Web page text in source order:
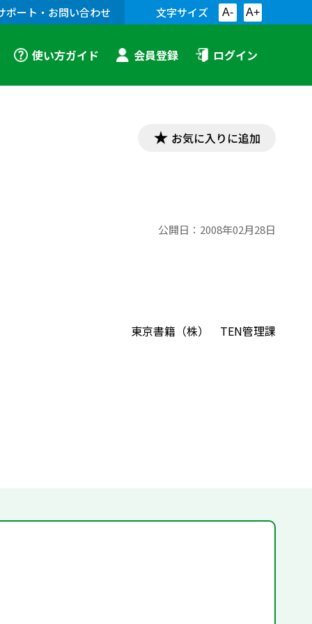
ポート・お問い合わせ 文字サイズ A- A+
使い方ガイド 会員登録 ログイン
お気に入りに追加
公開日： 2008年02月28日
東京書籍（株） TEN管理課